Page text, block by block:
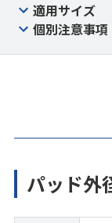
適用サイズ
個別注意事項
パッド外